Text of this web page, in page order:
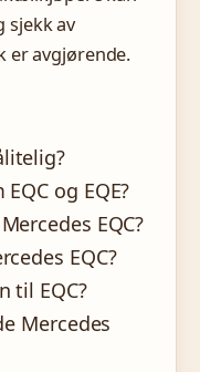
sjekk av
er avgjørende.
og EQE?
EQC?
EQC?
til EQC?
Mercedes